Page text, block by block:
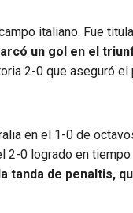
italiano. Fue
un gol en el
2-0 que aseguró el
en el 1-0 de
2-0 logrado en tiempo
tanda de penaltis,